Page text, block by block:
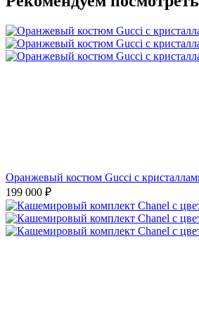
Оранжевый костюм Gucci с
199 000 ₽